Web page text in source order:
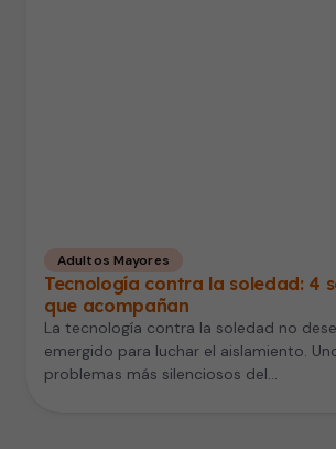
Adultos Mayores
Tecnología contra la soledad: 4
que acompañan
La tecnología contra la soledad no
emergido para luchar el aislamiento.
problemas más silenciosos del…